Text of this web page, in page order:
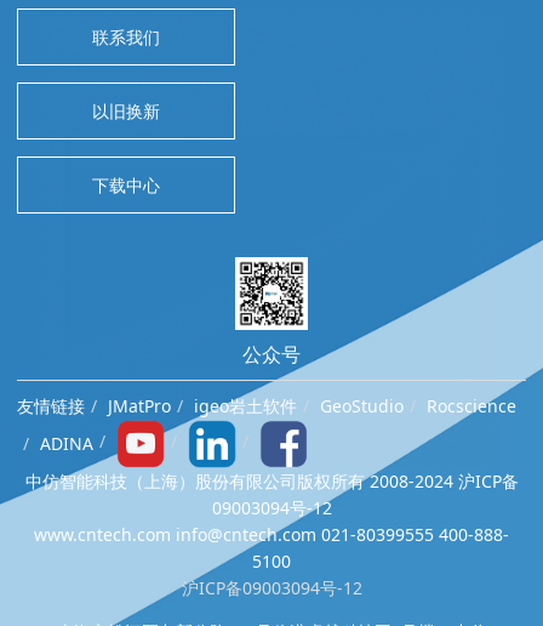
联系我们
以旧换新
下载中心
公众号
友情链接 JMatPro igeo岩土软件 GeoStudio
Rocscience
ADINA
中仿智能科技（上海）股份有限公司版权所有 2008-2024 沪ICP备
09003094号-12
www.cntech.com info@cntech.com 021-80399555 400-888-
5100
沪ICP备09003094号-12